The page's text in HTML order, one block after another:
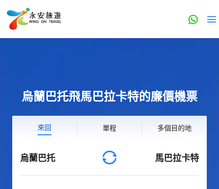
烏蘭巴托飛馬巴拉卡特的廉價機票
來回 單程 多個目的地
烏蘭巴托 馬巴拉卡特